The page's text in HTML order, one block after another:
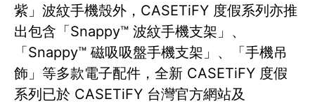
紫」波紋手機殼外，CASETiFY 度假系列亦推
出包含「Snappy™ 波紋手機支架」、
「Snappy™ 磁吸吸盤手機支架」、「手機吊
飾」等多款電子配件，全新 CASETiFY 度假
系列已於 CASETiFY 台灣官方網站及